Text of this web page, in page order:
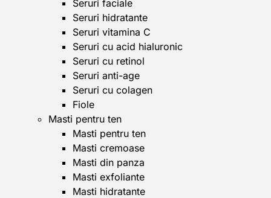
Seruri faciale
Seruri hidratante
Seruri vitamina C
Seruri cu acid hialuronic
Seruri cu retinol
Seruri anti-age
Seruri cu colagen
Fiole
Masti pentru ten
Masti pentru ten
Masti cremoase
Masti din panza
Masti exfoliante
Masti hidratante